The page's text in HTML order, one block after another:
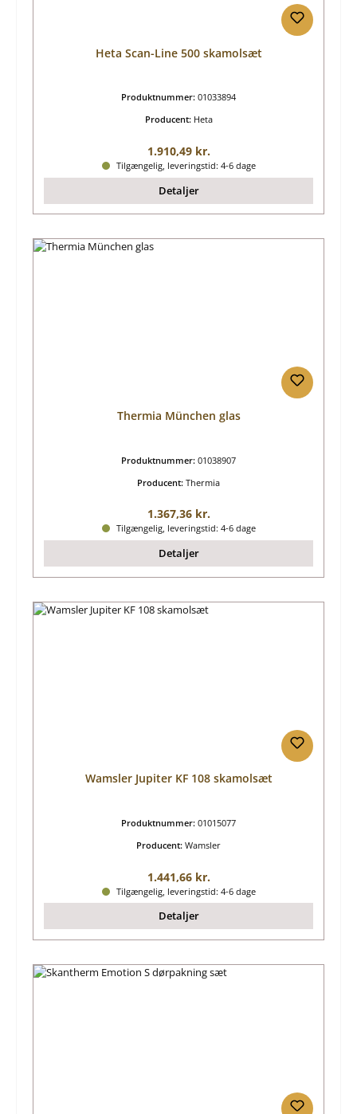
Heta Scan-Line 500 skamolsæt
Produktnummer: 01033894
Producent: Heta
Almindelig pris:
1.910,49 kr.
Tilgængelig, leveringstid: 4-6 dage
Detaljer
Thermia München glas
Produktnummer: 01038907
Producent: Thermia
Almindelig pris:
1.367,36 kr.
Tilgængelig, leveringstid: 4-6 dage
Detaljer
Wamsler Jupiter KF 108 skamolsæt
Produktnummer: 01015077
Producent: Wamsler
Almindelig pris:
1.441,66 kr.
Tilgængelig, leveringstid: 4-6 dage
Detaljer